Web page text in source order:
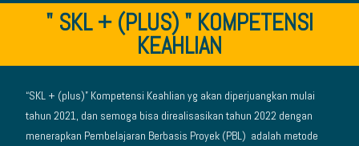
" SKL + (PLUS) " KOMPETENSI
KEAHLIAN
“SKL + (plus)” Kompetensi Keahlian yg akan diperjuangkan mulai
tahun 2021, dan semoga bisa direalisasikan tahun 2022 dengan
menerapkan Pembelajaran Berbasis Proyek (PBL) adalah metode